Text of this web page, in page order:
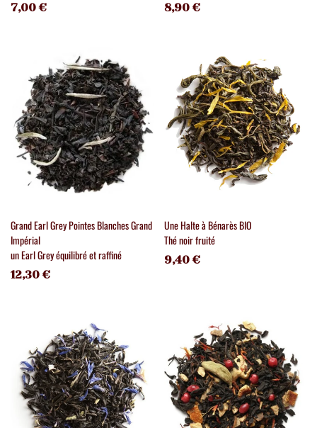
7,00 € 8,90 €
Grand Earl Grey Pointes Blanches Grand
Impérial
un Earl Grey équilibré et raffiné
12,30 €
Une Halte à Bénarès BIO
Thé noir fruité
9,40 €